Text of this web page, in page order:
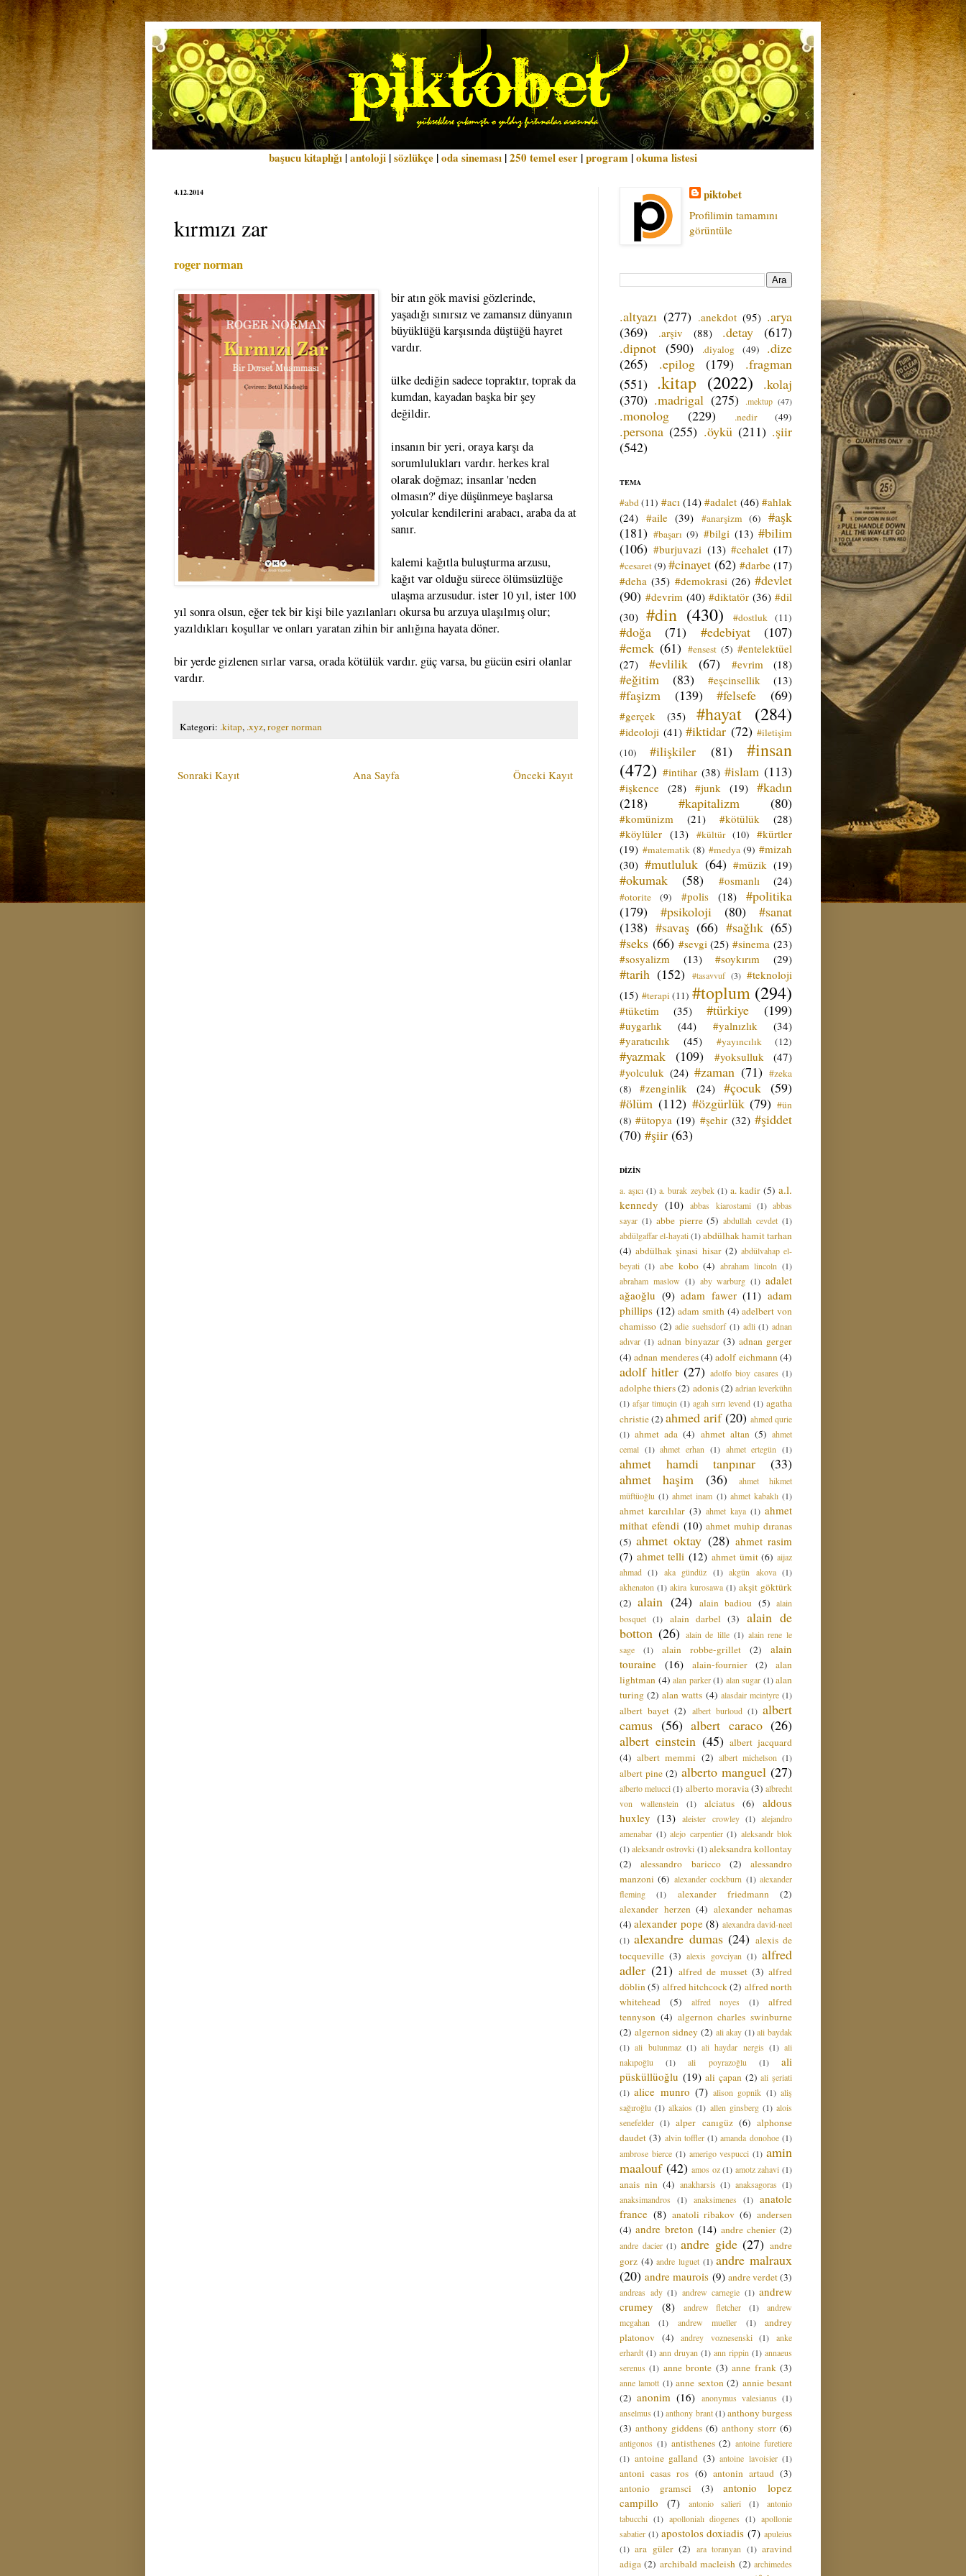
başucu kitaplığı |antoloji |sözlükçe |oda sineması |250 temel eser |program |okuma listesi
4.12.2014
kırmızı zar
roger norman
bir atın gök mavisi gözlerinde,
yaşadığı sınırsız ve zamansız dünyanın
büyüklüğü karşısında düştüğü hayret
vardır.
ülke dediğin sadece topraktır, toprak da
kumdan, kayadan başka bir şey
değildir.
insanın bir yeri, oraya karşı da
sorumlulukları vardır. herkes kral
olarak doğmaz; insanlar 'neden
olmasın?' diye düşünmeye başlarsa
yolcular kendilerini arabacı, araba da at
sanır.
kalemi kağıtla buluşturma arzusu,
kağıt var olduğu sürece ölümsüzlüğe
ulaşma arzusudur. ister 10 yıl, ister 100
yıl sonra olsun, eğer tek bir kişi bile yazılanları okursa bu arzuya ulaşılmış olur;
yazıldıkları koşullar ve onları yaratan zihin bir anlığına hayata döner.
bir yerde gizlenen sırlar varsa, orada kötülük vardır. güç varsa, bu gücün esiri olanlar
vardır.
Kategori: .kitap, .xyz,roger norman
Sonraki Kayıt Önceki Kayıt
Ana Sayfa
piktobet
Profilimin tamamını
görüntüle
.altyazı (277) .anekdot (95) .arya
(369)
.arşiv (88) .detay
(617)
.dipnot (590) .diyalog (49)
.dize
(265)
.epilog (179)
.fragman
(551) .kitap (2022)
.kolaj
(370) .madrigal (275) .mektup (47)
.monolog (229) .nedir (49)
.persona (255) .öykü (211) .şiir
(542)
TEMA
#abd (11) #acı (14) #adalet (46) #ahlak
(24) #aile (39) #anarşizm (6)
#aşk
(181) #başarı (9) #bilgi (13) #bilim
(106) #burjuvazi (13) #cehalet (17)
#cesaret(9) #cinayet (62) #darbe (17)
#deha (35) #demokrasi (26) #devlet
(90) #devrim (40) #diktatör (36) #dil
(30) #din (430) #dostluk (11)
#doğa (71) #edebiyat
(107)
#emek (61) #ensest (5) #entelektüel
(27)
#evlilik (67) #evrim (18)
#eğitim (83) #eşcinsellik (13)
#faşizm (139) #felsefe (69)
#gerçek (35) #hayat (284)
#ideoloji (41) #iktidar (72) #iletişim
(10)
#ilişkiler (81)
#insan
(472) #intihar (38) #islam (113)
#işkence (28) #junk (19) #kadın
(218)
#kapitalizm (80)
#komünizm (21) #kötülük
(28)
#köylüler (13) #kültür (10)
#kürtler
(19) #matematik (8) #medya (9) #mizah
(30) #mutluluk (64) #müzik (19)
#okumak (58) #osmanlı (24)
#otorite (9) #polis (18)
#politika
(179)
#psikoloji (80)
#sanat
(138) #savaş (66) #sağlık (65)
#seks (66) #sevgi (25) #sinema (23)
#sosyalizm
(13) #soykırım (29)
#tarih (152) #tasavvuf (3) #teknoloji
(15) #terapi (11) #toplum (294)
#tüketim (35) #türkiye (199)
#uygarlık (44) #yalnızlık
(34)
#yaratıcılık
(45) #yayıncılık (12)
#yazmak (109) #yoksulluk
(47)
#yolculuk (24) #zaman (71) #zeka
(8)
#zenginlik (24) #çocuk (59)
#ölüm (112) #özgürlük (79) #ün
(8) #ütopya (19) #şehir (32) #şiddet
(70) #şiir (63)
DİZİN
a. aşıcı (1) a. burak zeybek (1) a. kadir (5) a.l.
kennedy (10) abbas kiarostami (1) abbas
sayar (1) abbe pierre (5) abdullah cevdet (1)
abdülgaffar el-hayati(1)abdülhak hamit tarhan
(4) abdülhak şinasi hisar (2) abdülvahap el-
beyati (1) abe kobo (4) abraham lincoln (1)
abraham maslow (1) aby warburg (1) adalet
ağaoğlu (9) adam fawer (11) adam
phillips (12) adam smith (4) adelbert von
chamisso (2) adie suehsdorf (1) adli (1) adnan
adıvar (1) adnan binyazar (3) adnan gerger
(4) adnan menderes(4) adolf eichmann (4)
adolf hitler (27) adolfo bioy casares (1)
adolphe thiers(2) adonis(2) adrian leverkühn
(1) afşar timuçin (1) agah sırrı levend (1) agatha
christie(2) ahmed arif (20) ahmed qurie
(1) ahmet ada (4) ahmet altan (5) ahmet
cemal (1) ahmet erhan (1) ahmet ertegün (1)
ahmet hamdi tanpınar
(33)
ahmet haşim
(36)
ahmet hikmet
müftüoğlu (1) ahmet inam (1) ahmet kabaklı (1)
ahmet karcılılar (3) ahmet kaya (1) ahmet
mithat efendi (10) ahmet muhip dıranas
(5) ahmet oktay (28) ahmet rasim
(7) ahmet telli (12) ahmet ümit (6) aijaz
ahmad (1) aka gündüz (1) akgün akova (1)
akhenaton (1) akira kurosawa (1) akşit göktürk
(2) alain (24) alain badiou (5) alain
bosquet (1) alain darbel (3)
alain de
botton (26) alain de lille (1) alain rene le
sage
(1) alain robbe-grillet (2)
alain
touraine (16) alain-fournier (2)
alan
lightman (4) alan parker (1) alan sugar (1) alan
turing (2) alan watts (4) alasdair mcintyre (1)
albert bayet (2) albert burloud (1) albert
camus (56) albert caraco (26)
albert einstein (45) albert jacquard
(4) albert memmi (2) albert michelson (1)
albert pine (2) alberto manguel (27)
alberto melucci (1) alberto moravia (3) albrecht
von wallenstein
(1) alciatus (6)
aldous
huxley (13) aleister crowley (1) alejandro
amenabar (1) alejo carpentier (1) aleksandr blok
(1) aleksandr ostrovki (1) aleksandra kollontay
(2)
alessandro baricco (2)
alessandro
manzoni (6) alexander cockburn (1) alexander
fleming
(1) alexander friedmann
(2)
alexander herzen (4) alexander nehamas
(4) alexander pope (8) alexandra david-neel
(1) alexandre dumas (24) alexis de
tocqueville (3) alexis govciyan (1) alfred
adler (21) alfred de musset (3) alfred
döblin (5) alfred hitchcock(2) alfred north
whitehead
(5) alfred noyes (1)
alfred
tennyson (4) algernon charles swinburne
(2) algernon sidney (2) ali akay (1) ali baydak
(1) ali bulunmaz (1) ali haydar nergis (1) ali
nakıpoğlu
(1) ali poyrazoğlu (1)
ali
püsküllüoğlu (19) ali çapan (2) ali şeriati
(1) alice munro (7) alison gopnik (1) aliş
sağıroğlu (1) alkaios (1) allen ginsberg (1) alois
senefelder (1) alper canıgüz (6) alphonse
daudet (3) alvin toffler (1) amanda donohoe (1)
ambrose bierce (1) amerigo vespucci (1) amin
maalouf (42) amos oz (1) amotz zahavi (1)
anais nin (4) anakharsis (1) anaksagoras (1)
anaksimandros
(1) anaksimenes (1) anatole
france (8) anatoli ribakov (6) andersen
(4) andre breton (14) andre chenier (2)
andre dacier (1) andre gide (27) andre
gorz (4) andre luguet (1) andre malraux
(20) andre maurois (9) andre verdet(3)
andreas ady (1) andrew carnegie (1) andrew
crumey
(8) andrew fletcher (1)
andrew
mcgahan
(1) andrew mueller (1)
andrey
platonov (4) andrey voznesenski (1)
anke
erhardt (1) ann druyan (1) ann rippin (1) annaeus
serenus (1) anne bronte (3) anne frank (3)
anne lamott (1) anne sexton (2) annie besant
(2) anonim (16) anonymus valesianus (1)
anselmus (1) anthony brant (1) anthony burgess
(3) anthony giddens (6) anthony storr (6)
antigonos (1) antisthenes (2) antoine furetiere
(1) antoine galland (3) antoine lavoisier (1)
antoni casas ros (6) antonin artaud (3)
antonio gramsci
(3)
antonio lopez
campillo
(7) antonio salieri (1)
antonio
tabucchi (1) apollonialı diogenes (1) apollonie
sabatier (1) apostolos doxiadis (7) apuleius
(1) ara güler (2) ara toranyan (1) aravind
adiga (2) archibald macleish (2) archimedes